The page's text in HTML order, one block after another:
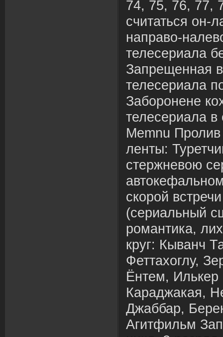
74, 75, 76, 77,
считаться он-
направо-
телесериала
Запрещенная
телесериала
Заборонене
телесериала
Memnu
ленты:
стержневою
скорой
(сериальный
романтика,
круг: Кыванч
Феттахоглу,
Ёнтем, Илькер
Караджакая,
Джаббар,
Агитфильм